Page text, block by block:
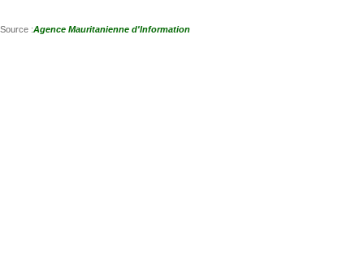
Source :Agence Mauritanienne d'Information